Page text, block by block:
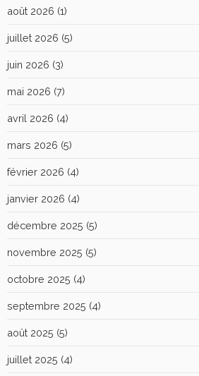
août 2026 (1)
juillet 2026 (5)
juin 2026 (3)
mai 2026 (7)
avril 2026 (4)
mars 2026 (5)
février 2026 (4)
janvier 2026 (4)
décembre 2025 (5)
novembre 2025 (5)
octobre 2025 (4)
septembre 2025 (4)
août 2025 (5)
juillet 2025 (4)